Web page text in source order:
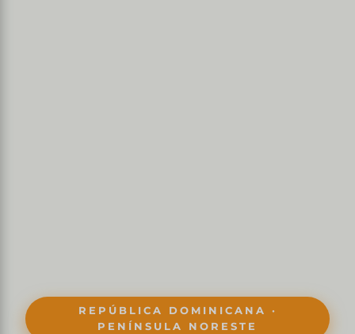
REPÚBLICA DOMINICANA ·
PENÍNSULA NORESTE